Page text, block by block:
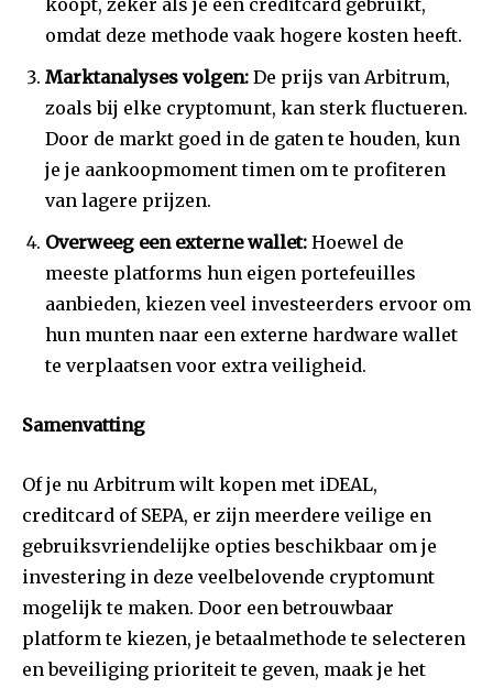
koopt, zeker als je een creditcard gebruikt,
omdat deze methode vaak hogere kosten heeft.
Marktanalyses volgen: De prijs van Arbitrum,
zoals bij elke cryptomunt, kan sterk fluctueren.
Door de markt goed in de gaten te houden, kun
je je aankoopmoment timen om te profiteren
van lagere prijzen.
Overweeg een externe wallet: Hoewel de
meeste platforms hun eigen portefeuilles
aanbieden, kiezen veel investeerders ervoor om
hun munten naar een externe hardware wallet
te verplaatsen voor extra veiligheid.
Samenvatting
Of je nu Arbitrum wilt kopen met iDEAL,
creditcard of SEPA, er zijn meerdere veilige en
gebruiksvriendelijke opties beschikbaar om je
investering in deze veelbelovende cryptomunt
mogelijk te maken. Door een betrouwbaar
platform te kiezen, je betaalmethode te selecteren
en beveiliging prioriteit te geven, maak je het